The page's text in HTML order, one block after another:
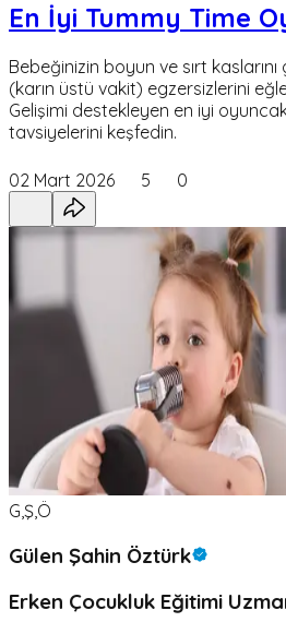
En İyi Tummy Time
Bebeğinizin boyun ve sırt
(karın üstü vakit) egzersizlerini
Gelişimi destekleyen en iyi
tavsiyelerini keşfedin.
02 Mart 2026 5 0
G,Ş,Ö
Gülen Şahin Öztürk
Erken Çocukluk Eğitimi